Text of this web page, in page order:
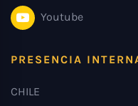
Youtube
PRESENCIA
CHILE